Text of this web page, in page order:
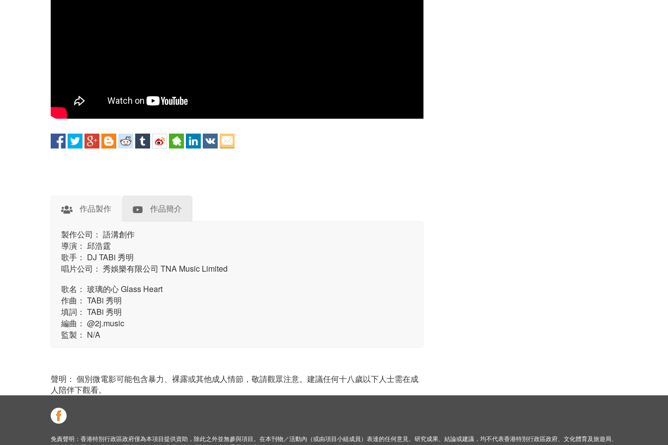
作品製作 作品簡介
製作公司： 語溝創作
導演： 邱浩霆
歌手： DJ TABi 秀明
唱片公司： 秀娛樂有限公司 TNA Music Limited
歌名： 玻璃的心 Glass Heart
作曲： TABi 秀明
填詞： TABi 秀明
編曲： @2j.music
監製： N/A
聲明： 個別微電影可能包含暴力、裸露或其他成人情節，敬請觀眾注意。建議任何十八歲以下人士需在成
人陪伴下觀看。
免責聲明：香港特別行政區政府僅為本項目提供資助，除此之外並無參與項目。在本刊物／活動內（或由項目小組成員）表達的任何意見、研究成果、結論或建議，均不代表香港特別行政區政府、文化體育及旅遊局、